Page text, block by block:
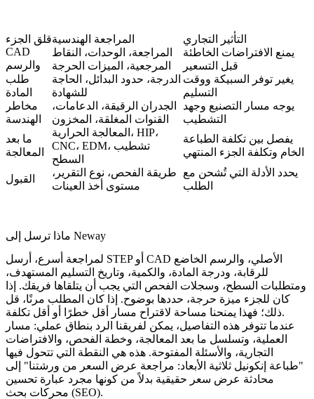
قلق الجزءالمراجعة الهندسية
التأثير التجاري
CAD
والرسم
المراجعة، الوحدات، النقاط
المرجعية، الميزات الحرجة
يمنع الافتراضات الخاطئة
قبل التسعير
طلب
المادة
الدرجة، حدود البدائل، الحاجة
للشهادة
يغير توفر السبيكة ووقت
التسليم
مخاطر
الهندسة
الجدران الرقيقة، الدعامات،
القنوات المغلقة، المخزون
يوجه مسار التصنيع وجهد
التشطيب
ما بعد
المعالجة
المعالجة الحرارية، HIP،
CNC، EDM، تشطيب
السطح
يفصل بين تكلفة الطباعة
الخام وتكلفة الجزء المنتهي
القبول
طريقة الفحص، نوع التقرير،
مستوى أخذ العينات
يحدد الأدلة التي تُشحن مع
الطلب
ماذا ترسل إلى Neway
لمراجعة أسرع، أرسل STEP أو CAD الأصلي، والرسم الخاضع
للرقابة، ودرجة المادة، والكمية، وتاريخ التسليم المستهدف،
ومتطلبات السطح، وسجلات الفحص التي يجب أن يتلقاها فريقك. إذا
كان للجزء ميزة حرجة، حددها بوضوح. إذا كان المطلب مرنًا، قل
ذلك؛ فهذا يمنحنا مساحة لاقتراح مسار أقل خطرًا أو أقل تكلفة.
عندما تتوفر هذه التفاصيل، يمكن لفريقنا الرد بنطاق عملي: مسار
العملية، وتسلسل ما بعد المعالجة، وخطة الفحص، والافتراضات
التجارية، والأسئلة المفتوحة. هذه هي النقطة التي تتحول فيها
"طباعة إنكونيل ثلاثية الأبعاد: مراجعة عرض السعر من ورشتنا" إلى
محادثة عرض سعر حقيقية بدلاً من كونها مجرد عبارة تحسين
محركات بحث (SEO).